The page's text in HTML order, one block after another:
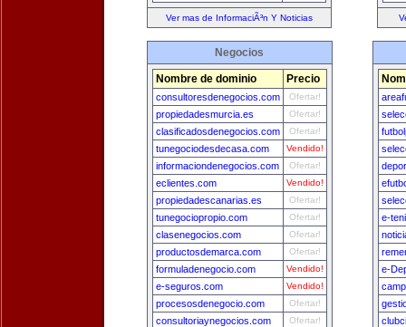
Ver mas de InformaciÃ³n Y Noticias
Negocios
Nombre de dominio Precio
consultoresdenegocios.com Ofertar!
propiedadesmurcia.es Ofertar!
clasificadosdenegocios.com Ofertar!
tunegociodesdecasa.com Vendido!
informaciondenegocios.com Ofertar!
eclientes.com Vendido!
propiedadescanarias.es Ofertar!
tunegociopropio.com Ofertar!
clasenegocios.com Ofertar!
productosdemarca.com Ofertar!
formuladenegocio.com Vendido!
e-seguros.com Vendido!
procesosdenegocio.com Ofertar!
consultoriaynegocios.com Ofertar!
e-
e-